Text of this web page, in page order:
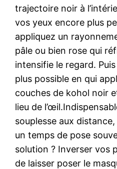
trajectoire noir à
vos yeux encore plus
appliquez un
pâle ou bien rose qui
intensifie le regard.
plus possible en qui
couches de kohol noir
lieu de
souplesse aux
un temps de pose
solution ? Inverser vos
de laisser poser le